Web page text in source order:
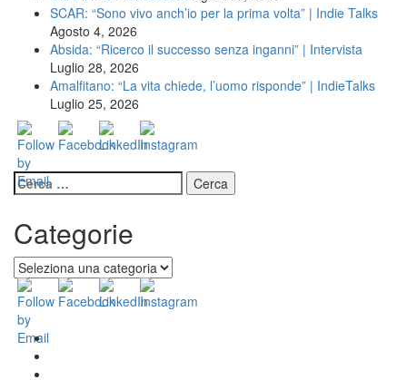
SCAR: “Sono vivo anch’io per la prima volta” | Indie Talks
Agosto 4, 2026
Absida: “Ricerco il successo senza inganni” | Intervista
Luglio 28, 2026
Amalfitano: “La vita chiede, l’uomo risponde” | IndieTalks
Luglio 25, 2026
Ricerca
per:
Categorie
Categorie